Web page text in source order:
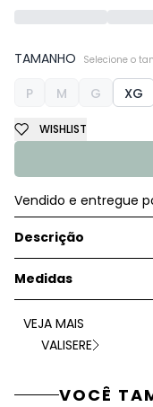
TAMANHO Selecione o
P M G XG
WISHLIST
Vendido e entregue
Descrição
Medidas
VEJA MAIS
VALISERE
VOCÊ